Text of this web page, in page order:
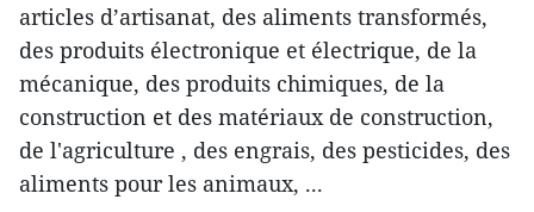
articles d’artisanat, des aliments transformés,
des produits électronique et électrique, de la
mécanique, des produits chimiques, de la
construction et des matériaux de construction,
de l'agriculture , des engrais, des pesticides, des
aliments pour les animaux, ...